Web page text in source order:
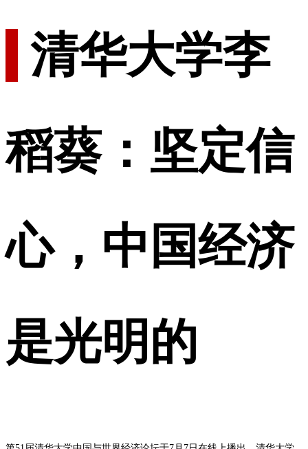
清华大学李
稻葵：坚定信
心，中国经济
是光明的